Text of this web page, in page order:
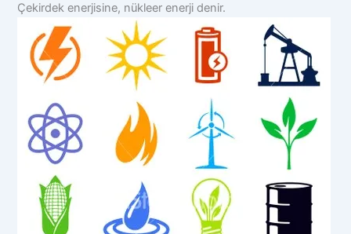
Çekirdek enerjisine, nükleer enerji denir.